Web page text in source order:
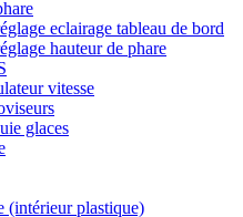
eclairage tableau de bord
hauteur de phare
vitesse
glaces
(intérieur plastique)